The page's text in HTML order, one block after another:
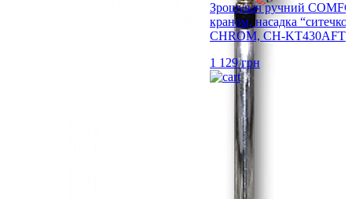
Зрошувач ручний
краном, насадка
CHROM, CH-KT430AFT
1 129грн